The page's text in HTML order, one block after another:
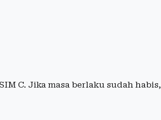
C. Jika masa berlaku sudah habis,